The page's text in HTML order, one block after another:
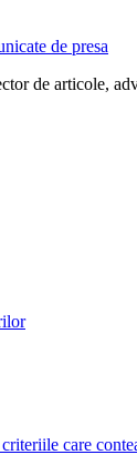
de articole,